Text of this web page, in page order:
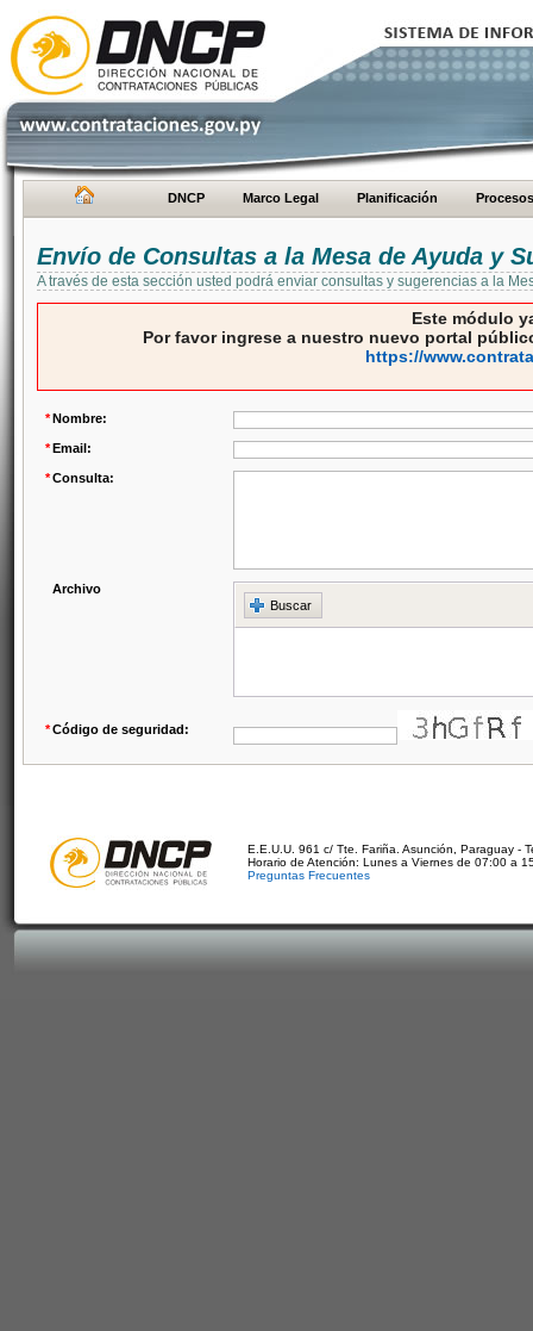
DNCP Marco Legal Planificación Procesos
Envío de Consultas a la Mesa de Ayuda y
A través de esta sección usted podrá enviar consultas y sugerencias a la
Este módulo
Por favor ingrese a nuestro nuevo portal
https://
*Nombre:
*Email:
*Consulta:
Archivo
Buscar
*Código de seguridad:
E.E.U.U. 961 c/ Tte. Fariña. Asunción, Paraguay -
Horario de Atención: Lunes a Viernes de 07:00 a
Preguntas Frecuentes